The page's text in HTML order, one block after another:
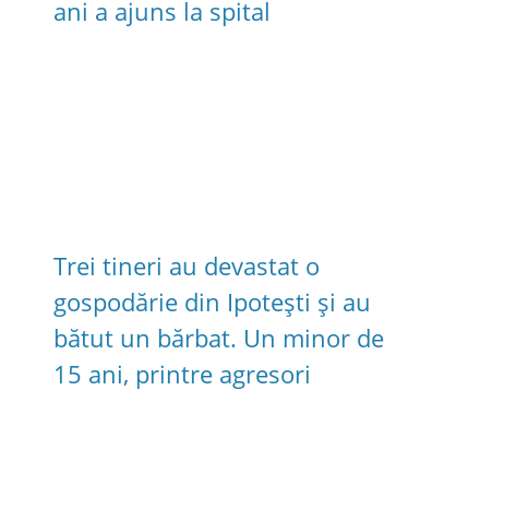
ani a ajuns la spital
Trei tineri au devastat o
gospodărie din Ipotești și au
bătut un bărbat. Un minor de
15 ani, printre agresori